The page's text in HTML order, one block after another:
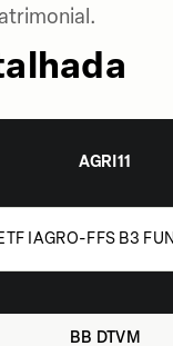
AGRI11
IAGRO-FFS B3
BB DTVM